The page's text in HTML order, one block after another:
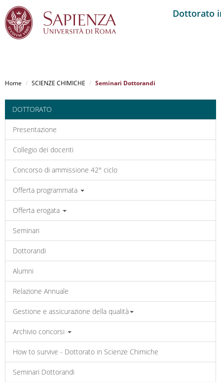
al
principale
Dottorato
Home SCIENZE CHIMICHE Seminari Dottorandi
DOTTORATO
Presentazione
Collegio dei docenti
Concorso di ammissione 42° ciclo
Offerta programmata
Offerta erogata
Seminari
Dottorandi
Alumni
Relazione Annuale
Gestione e assicurazione della qualità
Archivio concorsi
How to survive - Dottorato in Scienze Chimiche
Seminari Dottorandi